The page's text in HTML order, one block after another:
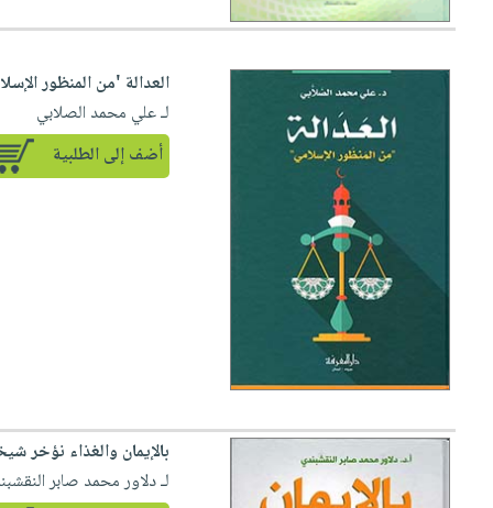
العدالة 'من المنظور
لـ علي محمد الصلابي
أضف إلى الطلبية
بالإيمان والغذاء نؤخر
لـ دلاور محمد صابر